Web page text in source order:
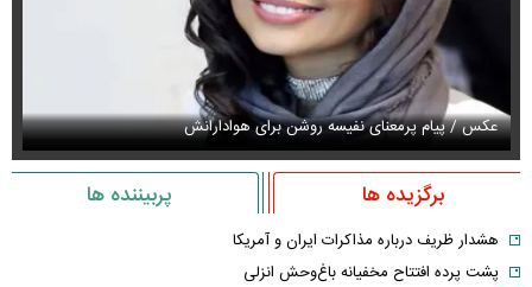
عکس / پیام پرمعنای نفیسه روشن برای هوادارانش
برگزیده ها پربیننده ها
هشدار ظریف درباره مذاکرات ایران و آمریکا
پشت پرده افتتاح مخفیانه باغ‌وحش انزلی